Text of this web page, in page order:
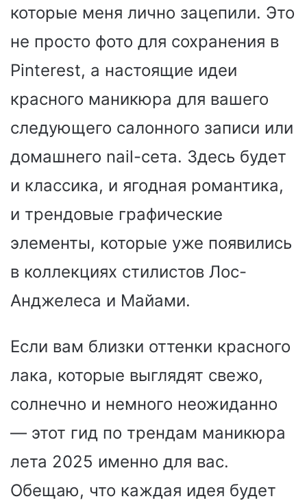
которые меня лично зацепили. Это
не просто фото для сохранения в
Pinterest, а настоящие идеи
красного маникюра для вашего
следующего салонного записи или
домашнего nail-сета. Здесь будет
и классика, и ягодная романтика,
и трендовые графические
элементы, которые уже появились
в коллекциях стилистов Лос-
Анджелеса и Майами.
Если вам близки оттенки красного
лака, которые выглядят свежо,
солнечно и немного неожиданно
— этот гид по трендам маникюра
лета 2025 именно для вас.
Обещаю, что каждая идея будет